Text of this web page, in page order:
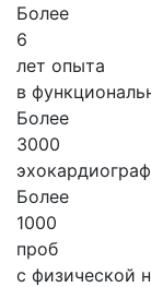
Более
6
лет опыта
в
Более
3000
Более
1000
проб
с физической